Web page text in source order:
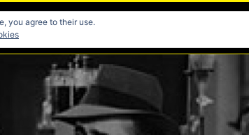
Directores
you agree to their use.